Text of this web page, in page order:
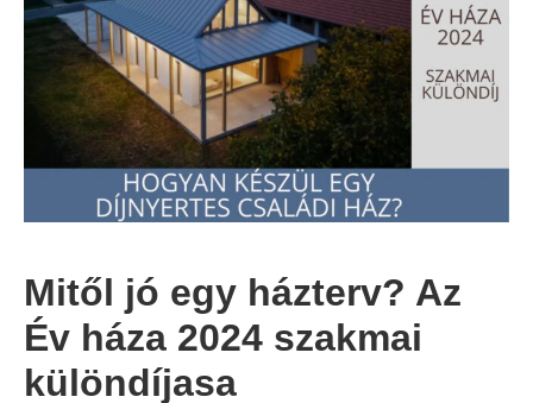
Mitől jó egy házterv? Az
Év háza 2024 szakmai
különdíjasa